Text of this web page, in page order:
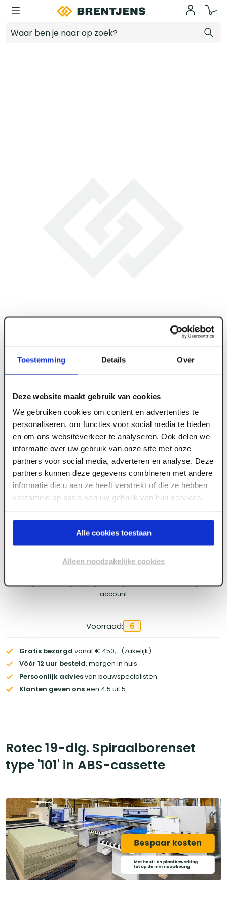
Toestemming Details Over
Deze website maakt gebruik van cookies
We gebruiken cookies om content en advertenties te
personaliseren, om functies voor social media te bieden
en om ons websiteverkeer te analyseren. Ook delen we
informatie over uw gebruik van onze site met onze
partners voor social media, adverteren en analyse. Deze
partners kunnen deze gegevens combineren met andere
informatie die u aan ze heeft verstrekt of die ze hebben
verzameld op basis van uw gebruik van hun services.
Alle cookies toestaan
Alleen noodzakelijke cookies
Ga naar hoofdinhoud
ART006510
Rotec 19-dlg. Spiraalborenset type '101' in
ABS-cassette
Meld je aan of maak een account aan om toegang
te krijgen tot de prijzen.
account
Voorraad: 6
Gratis bezorgd vanaf € 450,- (zakelijk)
Vóór 12 uur besteld, morgen in huis
Persoonlijk adviesvan bouwspecialisten
Klanten geven onseen 4.5 uit 5
Rotec 19-dlg. Spiraalborenset
type '101' in ABS-cassette
Log in voor prijzen